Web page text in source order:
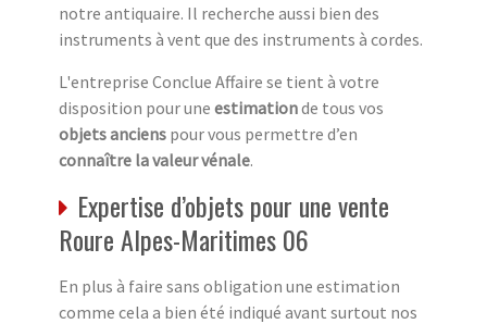
notre antiquaire. Il recherche aussi bien des
instruments à vent que des instruments à cordes.
L'entreprise Conclue Affaire se tient à votre
disposition pour une estimationde tous vos
objets anciens pour vous permettre d’en
connaître la valeur vénale.
Expertise d’objets pour une vente
Roure Alpes-Maritimes 06
En plus à faire sans obligation une estimation
comme cela a bien été indiqué avant surtout nos